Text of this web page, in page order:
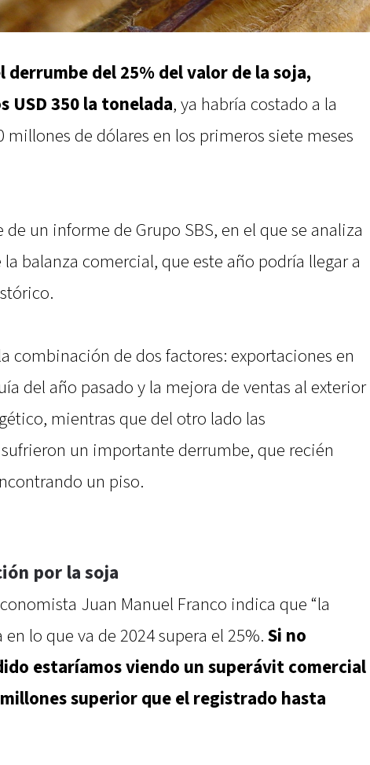
derrumbe del 25% del valor de la soja,
USD 350 la tonelada, ya habría costado a la
millones de dólares en los primeros siete meses
de un informe de Grupo SBS, en el que se analiza
balanza comercial, que este año podría llegar a
combinación de dos factores: exportaciones en
del año pasado y la mejora de ventas al exterior
mientras que del otro lado las
un importante derrumbe, que recién
un piso.
por la soja
Juan Manuel Franco indica que “la
lo que va de 2024 supera el 25%. Si no
estaríamos viendo un superávit comercial
millones superior que el registrado hasta